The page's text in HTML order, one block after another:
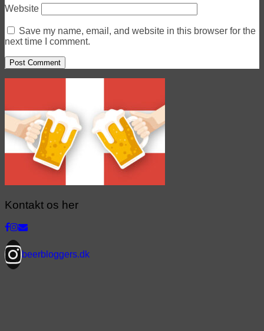
Website
Save my name, email, and website in this browser for the
next time I comment.
Kontakt os her
beerbloggers.dk